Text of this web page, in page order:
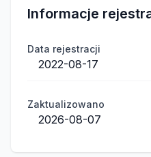
Informacje
Data rejestracji
2022-08-17
Zaktualizowano
2026-08-07